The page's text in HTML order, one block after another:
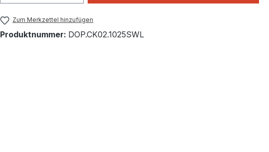
Zum Merkzettel hinzufügen
Produktnummer: DOP.CK02.1025SWL